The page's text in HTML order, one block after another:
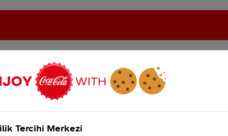
Coca-Cola'nın Filistin'de fabr...sorular
Tercihi Merkezi